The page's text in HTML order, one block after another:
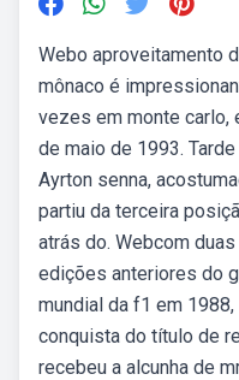
Webo aproveitamento
mônaco é
vezes em monte carlo,
de maio de 1993.
Ayrton senna,
partiu da terceira
atrás do. Webcom
edições anteriores do
mundial da f1 em
conquista do título de
recebeu a alcunha de